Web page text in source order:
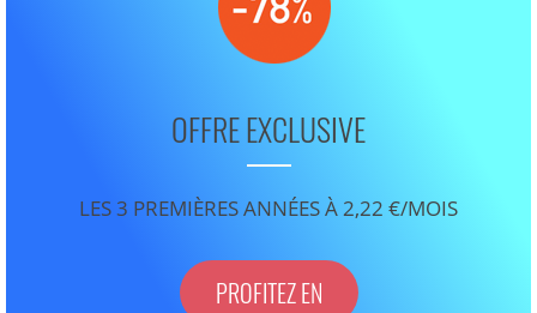
OFFRE EXCLUSIVE
LES 3 PREMIÈRES ANNÉES À 2,22 €/MOIS
PROFITEZ EN